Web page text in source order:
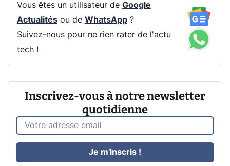
Vous êtes un utilisateur de Google
Actualitésou de WhatsApp?
Suivez-nous pour ne rien rater de l'actu
tech !
Inscrivez-vous à notre newsletter
quotidienne
Je m'inscris !